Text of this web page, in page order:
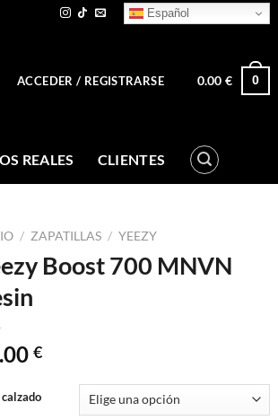
Español
ACCEDER / REGISTRARSE 0.00€ 0
REALES CLIENTES
/ ZAPATILLAS / YEEZY
Boost 700 MNVN
€